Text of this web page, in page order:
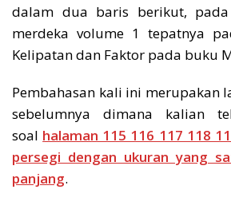
dalam dua baris berikut,
merdeka volume 1 tepatnya
Kelipatan dan Faktor pada buku
Pembahasan kali ini merupakan
sebelumnya dimana kalian
soal halaman 115 116 117 118
persegi dengan ukuran yang
panjang.